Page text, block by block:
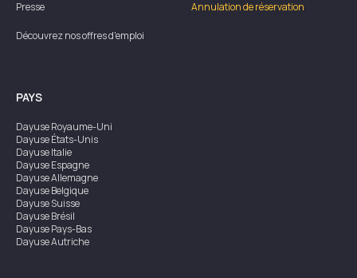
Presse
Découvrez nos offres d'emploi
Annulation de réservation
PAYS
DayuseRoyaume-Uni
DayuseÉtats-Unis
DayuseItalie
DayuseEspagne
DayuseAllemagne
DayuseBelgique
DayuseSuisse
DayuseBrésil
DayusePays-Bas
DayuseAutriche